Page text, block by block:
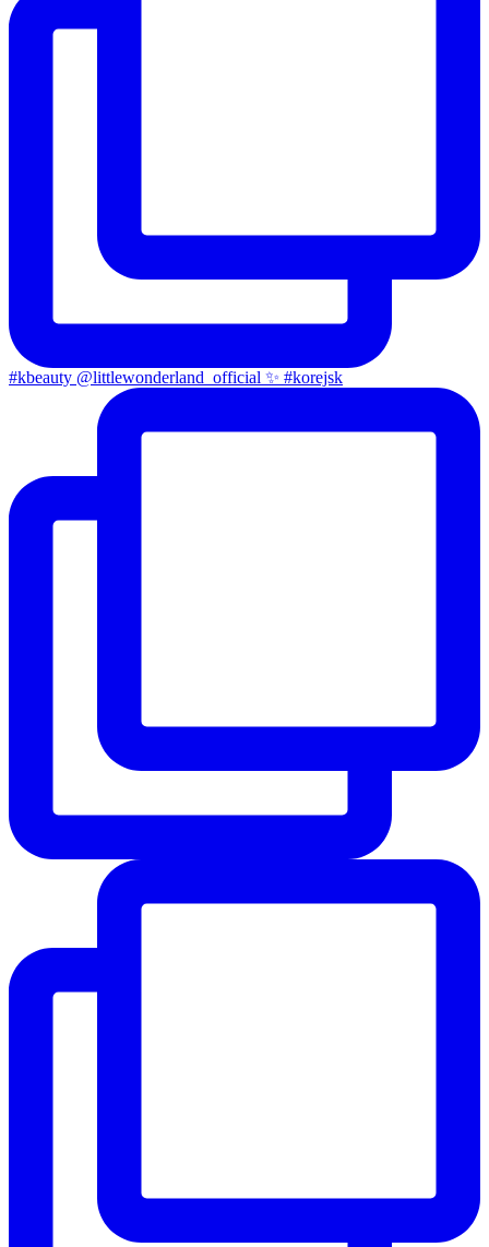
#kbeauty @littlewonderland_official ✨ #korejsk